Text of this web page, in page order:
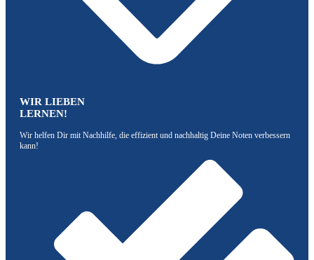
WIR LIEBEN
LERNEN!
Wir helfen Dir mit Nachhilfe, die effizient und nachhaltig Deine Noten verbessern
kann!